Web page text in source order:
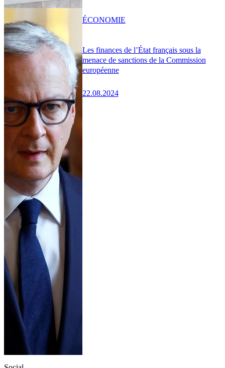
Les finances de l’État français sous la
menace de sanctions de la Commission
européenne
22.08.2024
ÉCONOMIE